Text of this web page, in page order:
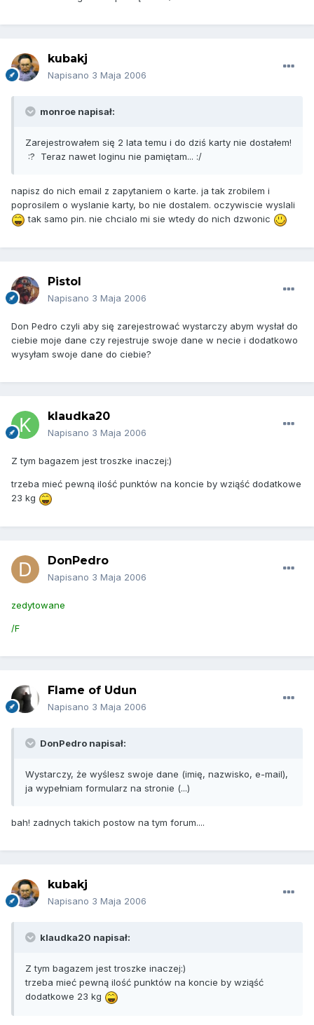
kubakj
Napisano 3 Maja 2006
monroe napisał:
Zarejestrowałem się 2 lata temu i do dziś karty nie dostałem!
:? Teraz nawet loginu nie pamiętam... :/
napisz do nich email z zapytaniem o karte. ja tak zrobilem i
poprosilem o wyslanie karty, bo nie dostalem. oczywiscie wyslali
tak samo pin. nie chcialo mi sie wtedy do nich dzwonic
Pistol
Napisano 3 Maja 2006
Don Pedro czyli aby się zarejestrować wystarczy abym wysłał do
ciebie moje dane czy rejestruje swoje dane w necie i dodatkowo
wysyłam swoje dane do ciebie?
klaudka20
Napisano 3 Maja 2006
Z tym bagazem jest troszke inaczej:)
trzeba mieć pewną ilość punktów na koncie by wziąść dodatkowe
23 kg
DonPedro
Napisano 3 Maja 2006
zedytowane
/F
Flame of Udun
Napisano 3 Maja 2006
DonPedro napisał:
Wystarczy, że wyślesz swoje dane (imię, nazwisko, e-mail),
ja wypełniam formularz na stronie (...)
bah! zadnych takich postow na tym forum....
kubakj
Napisano 3 Maja 2006
klaudka20 napisał:
Z tym bagazem jest troszke inaczej:)
trzeba mieć pewną ilość punktów na koncie by wziąść
dodatkowe 23 kg